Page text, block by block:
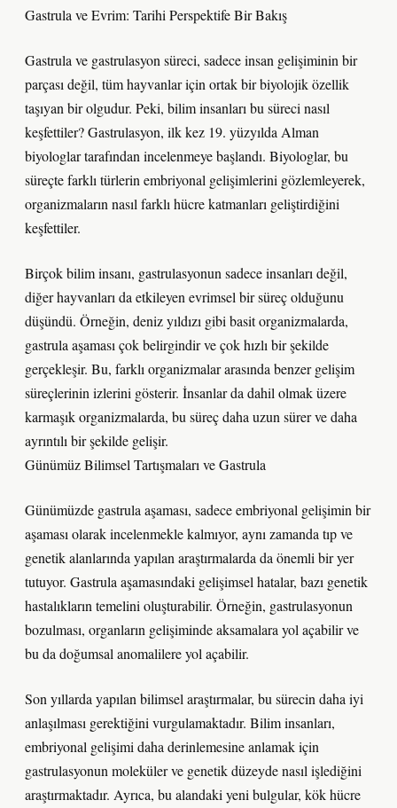
Gastrula ve Evrim: Tarihi Perspektife Bir Bakış
Gastrula ve gastrulasyon süreci, sadece insan gelişiminin bir
parçası değil, tüm hayvanlar için ortak bir biyolojik özellik
taşıyan bir olgudur. Peki, bilim insanları bu süreci nasıl
keşfettiler? Gastrulasyon, ilk kez 19. yüzyılda Alman
biyologlar tarafından incelenmeye başlandı. Biyologlar, bu
süreçte farklı türlerin embriyonal gelişimlerini gözlemleyerek,
organizmaların nasıl farklı hücre katmanları geliştirdiğini
keşfettiler.
Birçok bilim insanı, gastrulasyonun sadece insanları değil,
diğer hayvanları da etkileyen evrimsel bir süreç olduğunu
düşündü. Örneğin, deniz yıldızı gibi basit organizmalarda,
gastrula aşaması çok belirgindir ve çok hızlı bir şekilde
gerçekleşir. Bu, farklı organizmalar arasında benzer gelişim
süreçlerinin izlerini gösterir. İnsanlar da dahil olmak üzere
karmaşık organizmalarda, bu süreç daha uzun sürer ve daha
ayrıntılı bir şekilde gelişir.
Günümüz Bilimsel Tartışmaları ve Gastrula
Günümüzde gastrula aşaması, sadece embriyonal gelişimin bir
aşaması olarak incelenmekle kalmıyor, aynı zamanda tıp ve
genetik alanlarında yapılan araştırmalarda da önemli bir yer
tutuyor. Gastrula aşamasındaki gelişimsel hatalar, bazı genetik
hastalıkların temelini oluşturabilir. Örneğin, gastrulasyonun
bozulması, organların gelişiminde aksamalara yol açabilir ve
bu da doğumsal anomalilere yol açabilir.
Son yıllarda yapılan bilimsel araştırmalar, bu sürecin daha iyi
anlaşılması gerektiğini vurgulamaktadır. Bilim insanları,
embriyonal gelişimi daha derinlemesine anlamak için
gastrulasyonun moleküler ve genetik düzeyde nasıl işlediğini
araştırmaktadır. Ayrıca, bu alandaki yeni bulgular, kök hücre